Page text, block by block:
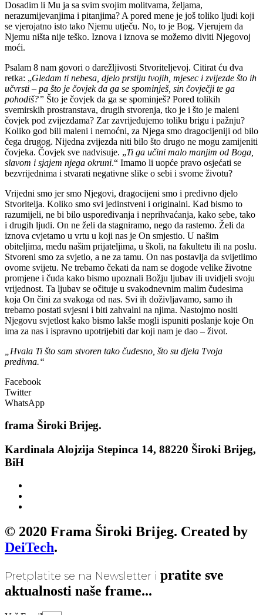
Dosadim li Mu ja sa svim svojim molitvama, željama,
nerazumijevanjima i pitanjima? A pored mene je još toliko ljudi koji
se vjerojatno isto tako Njemu utječu. No, to je Bog. Vjerujem da
Njemu ništa nije teško. Iznova i iznova se možemo diviti Njegovoj
moći.
Psalam 8 nam govori o darežljivosti Stvoriteljevoj. Citirat ću dva
retka: „Gledam ti nebesa, djelo prstiju tvojih, mjesec i zvijezde što ih
učvrsti – pa što je čovjek da ga se spominješ, sin čovječji te ga
pohodiš?” Što je čovjek da ga se spominješ? Pored tolikih
svemirskih prostranstava, drugih stvorenja, tko je i što je maleni
čovjek pod zvijezdama? Zar zavrijeđujemo toliku brigu i pažnju?
Koliko god bili maleni i nemoćni, za Njega smo dragocijeniji od bilo
čega drugog. Nijedna zvijezda niti bilo što drugo ne mogu zamijeniti
čovjeka. Čovjek sve nadvisuje. „Ti ga učini malo manjim od Boga,
slavom i sjajem njega okruni.“ Imamo li uopće pravo osjećati se
bezvrijednima i stvarati negativne slike o sebi i svome životu?
Vrijedni smo jer smo Njegovi, dragocijeni smo i predivno djelo
Stvoritelja. Koliko smo svi jedinstveni i originalni. Kad bismo to
razumijeli, ne bi bilo uspoređivanja i neprihvaćanja, kako sebe, tako
i drugih ljudi. On ne želi da stagniramo, nego da rastemo. Želi da
iznova cvjetamo u vrtu u koji nas je On smjestio. U našim
obiteljima, među našim prijateljima, u školi, na fakultetu ili na poslu.
Stvoreni smo za svjetlo, a ne za tamu. On nas postavlja da svijetlimo
ovome svijetu. Ne trebamo čekati da nam se dogode velike životne
promjene i čuda kako bismo upoznali Božju ljubav ili uvidjeli svoju
vrijednost. Ta ljubav se očituje u svakodnevnim malim čudesima
koja On čini za svakoga od nas. Svi ih doživljavamo, samo ih
trebamo postati svjesni i biti zahvalni na njima. Nastojmo nositi
Njegovu svjetlost kako bismo lakše mogli ispuniti poslanje koje On
ima za nas i ispravno upotrijebiti dar koji nam je dao – život.
„Hvala Ti što sam stvoren tako čudesno, što su djela Tvoja
predivna.“
Facebook
Twitter
WhatsApp
frama Široki Brijeg.
Kardinala Alojzija Stepinca 14, 88220 Široki Brijeg,
BiH
© 2020 Frama Široki Brijeg. Created by
DeiTech.
Pretplatite se na Newsletter i pratite sve
aktualnosti naše frame...